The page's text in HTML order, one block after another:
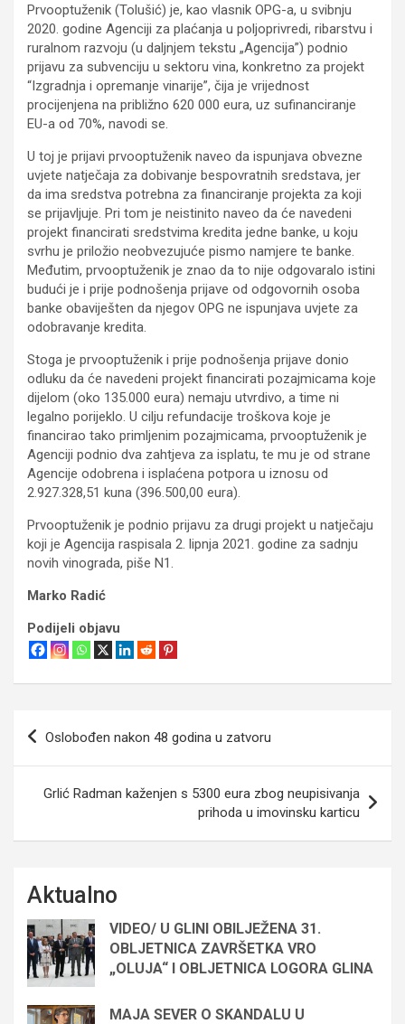
Prvooptuženik (Tolušić) je, kao vlasnik OPG-a, u svibnju
2020. godine Agenciji za plaćanja u poljoprivredi, ribarstvu i
ruralnom razvoju (u daljnjem tekstu „Agencija”) podnio
prijavu za subvenciju u sektoru vina, konkretno za projekt
“Izgradnja i opremanje vinarije”, čija je vrijednost
procijenjena na približno 620 000 eura, uz sufinanciranje
EU-a od 70%, navodi se.
U toj je prijavi prvooptuženik naveo da ispunjava obvezne
uvjete natječaja za dobivanje bespovratnih sredstava, jer
da ima sredstva potrebna za financiranje projekta za koji
se prijavljuje. Pri tom je neistinito naveo da će navedeni
projekt financirati sredstvima kredita jedne banke, u koju
svrhu je priložio neobvezujuće pismo namjere te banke.
Međutim, prvooptuženik je znao da to nije odgovaralo istini
budući je i prije podnošenja prijave od odgovornih osoba
banke obaviješten da njegov OPG ne ispunjava uvjete za
odobravanje kredita.
Stoga je prvooptuženik i prije podnošenja prijave donio
odluku da će navedeni projekt financirati pozajmicama koje
dijelom (oko 135.000 eura) nemaju utvrdivo, a time ni
legalno porijeklo. U cilju refundacije troškova koje je
financirao tako primljenim pozajmicama, prvooptuženik je
Agenciji podnio dva zahtjeva za isplatu, te mu je od strane
Agencije odobrena i isplaćena potpora u iznosu od
2.927.328,51 kuna (396.500,00 eura).
Prvooptuženik je podnio prijavu za drugi projekt u natječaju
koji je Agencija raspisala 2. lipnja 2021. godine za sadnju
novih vinograda, piše N1.
Marko Radić
Podijeli objavu
Navigacija
Oslobođen nakon 48 godina u zatvoru
Grlić Radman kaženjen s 5300 eura zbog neupisivanja
prihoda u imovinsku karticu
Aktualno
VIDEO/ U GLINI OBILJEŽENA 31.
OBLJETNICA ZAVRŠETKA VRO
„OLUJA“ I OBLJETNICA LOGORA GLINA
MAJA SEVER O SKANDALU U